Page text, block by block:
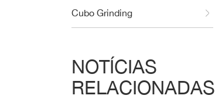
Cubo Grinding
NOTÍCIAS
RELACIONADAS